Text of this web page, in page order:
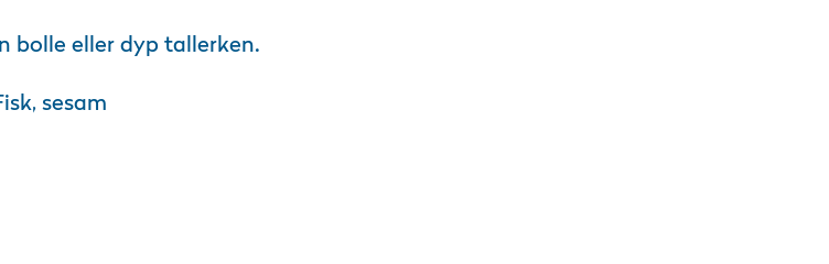
bolle eller dyp tallerken.
sesam